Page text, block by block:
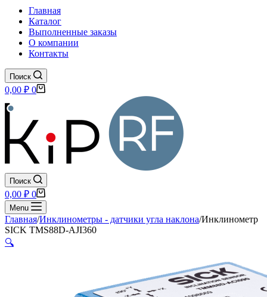
Главная
Каталог
Выполненные заказы
О компании
Контакты
Поиск
Корзина
0,00 ₽ 0
Поиск
Корзина
0,00 ₽ 0
Menu
Главная/Инклинометры - датчики угла наклона/Инклинометр
SICK TMS88D-AJI360
🔍